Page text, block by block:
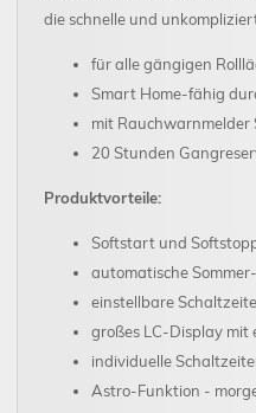
die schnelle und
für alle gängigen
Smart Home-fähig
mit
20 Stunden
Produktvorteile:
Softstart und
automatische
einstellbare
großes LC-Display mit
individuelle
Astro-Funktion -